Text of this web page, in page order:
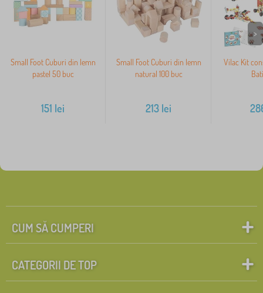
Small Foot Cuburi din lemn
pastel 50 buc
151 lei
Small Foot Cuburi din lemn
natural 100 buc
213 lei
Vilac Kit
>
CUM SĂ CUMPERI
CATEGORII DE TOP